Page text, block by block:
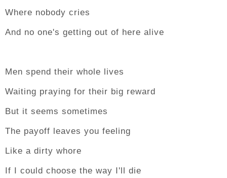
Where nobody cries
And no one's getting out of here alive
Men spend their whole lives
Waiting praying for their big reward
But it seems sometimes
The payoff leaves you feeling
Like a dirty whore
If I could choose the way I'll die